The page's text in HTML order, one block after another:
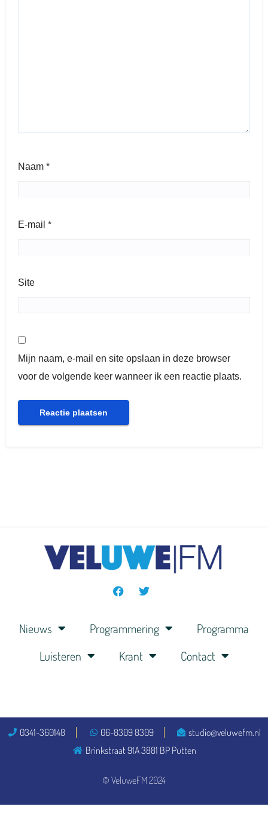
Naam *
E-mail *
Site
Mijn naam, e-mail en site opslaan in deze browser
voor de volgende keer wanneer ik een reactie plaats.
Nieuws Programmering
Programma
Luisteren
Krant Contact
© VeluweFM 2024
0341-360148 06-8309 8309
studio@veluwefm.nl
Brinkstraat 91A 3881 BP Putten